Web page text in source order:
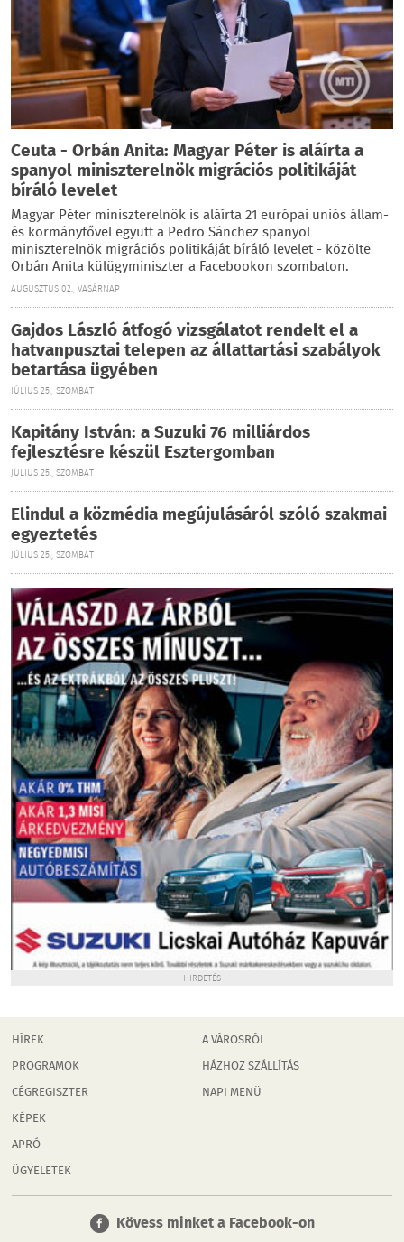
Ceuta - Orbán Anita: Magyar Péter is aláírta a
spanyol miniszterelnök migrációs politikáját
bíráló levelet
Magyar Péter miniszterelnök is aláírta 21 európai uniós állam-
és kormányfővel együtt a Pedro Sánchez spanyol
miniszterelnök migrációs politikáját bíráló levelet - közölte
Orbán Anita külügyminiszter a Facebookon szombaton.
AUGUSZTUS 02., VASÁRNAP
Gajdos László átfogó vizsgálatot rendelt el a
hatvanpusztai telepen az állattartási szabályok
betartása ügyében
JÚLIUS 25., SZOMBAT
Kapitány István: a Suzuki 76 milliárdos
fejlesztésre készül Esztergomban
JÚLIUS 25., SZOMBAT
Elindul a közmédia megújulásáról szóló szakmai
egyeztetés
JÚLIUS 25., SZOMBAT
HIRDETÉS
HÍREK
PROGRAMOK
CÉGREGISZTER
KÉPEK
APRÓ
ÜGYELETEK
A VÁROSRÓL
HÁZHOZ SZÁLLÍTÁS
NAPI MENÜ
Kövess minket a Facebook-on